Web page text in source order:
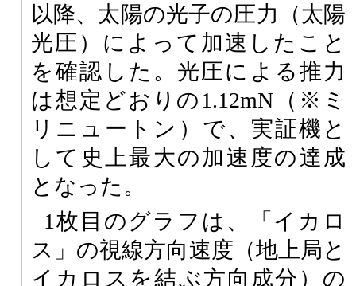
以降、太陽の光子の圧力（太陽
光圧）によって加速したこと
を確認した。光圧による推力
は想定どおりの1.12mN（※ミ
リニュートン）で、実証機と
して史上最大の加速度の達成
となった。
1枚目のグラフは、「イカロ
ス」の視線方向速度（地上局と
イカロスを結ぶ方向成分）の